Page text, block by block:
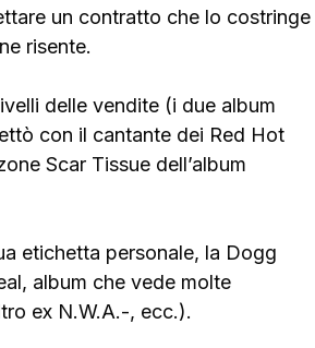
un contratto che lo costringe
risente.
delle vendite (i due album
con il cantante dei Red Hot
Scar Tissue dell’album
etichetta personale, la Dogg
album che vede molte
ex N.W.A.-, ecc.).